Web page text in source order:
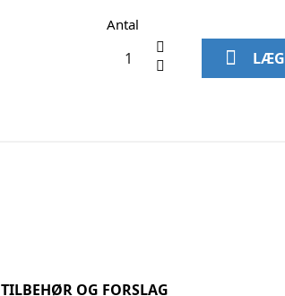
Antal
TILBEHØR OG FORSLAG